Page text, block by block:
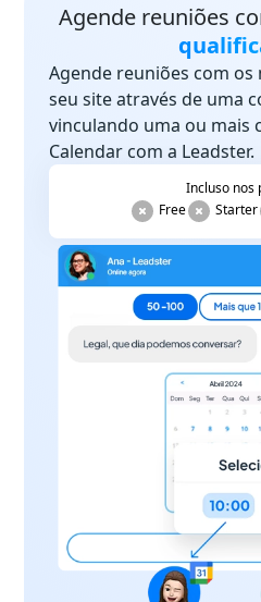
Agende reuniões
Agende reuniões com os
seu site através de uma
vinculando uma ou mais
Calendar com a Leadster.
Incluso nos
Free
Starter